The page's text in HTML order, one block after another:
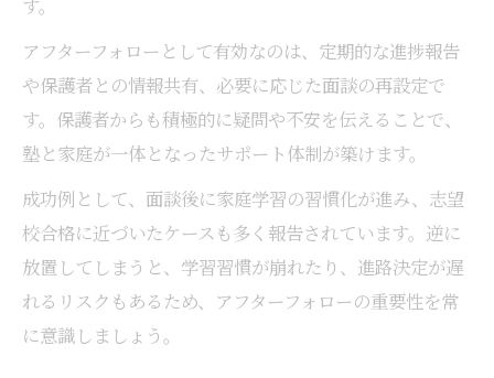
アフターフォローとして有効なのは、定期的な進捗報告
や保護者との情報共有、必要に応じた面談の再設定で
す。保護者からも積極的に疑問や不安を伝えることで、
塾と家庭が一体となったサポート体制が築けます。
成功例として、面談後に家庭学習の習慣化が進み、志望
校合格に近づいたケースも多く報告されています。逆に
放置してしまうと、学習習慣が崩れたり、進路決定が遅
れるリスクもあるため、アフターフォローの重要性を常
に意識しましょう。